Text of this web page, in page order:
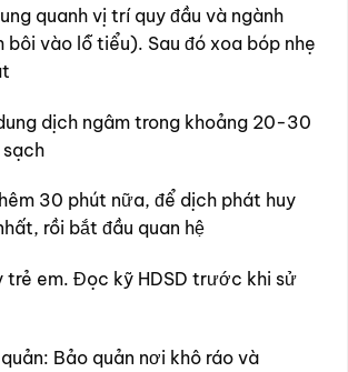
quanh vị trí quy đầu và ngành
bôi vào lỗ tiểu). Sau đó xoa bóp nhẹ
dịch ngâm trong khoảng 20-30
30 phút nữa, để dịch phát huy
rồi bắt đầu quan hệ
em. Đọc kỹ HDSD trước khi sử
Bảo quản nơi khô ráo và